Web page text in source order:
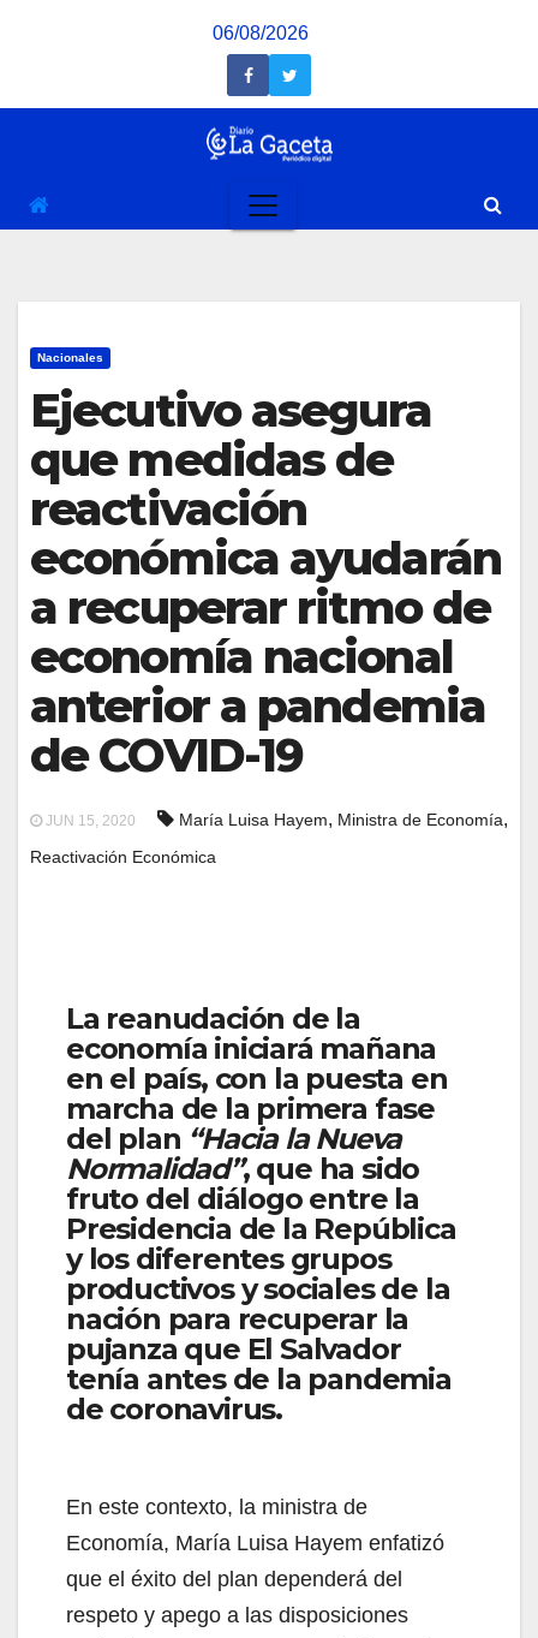
06/08/2026
Nacionales
Ejecutivo asegura
que medidas de
reactivación
económica ayudarán
a recuperar ritmo de
economía nacional
anterior a pandemia
de COVID-19
JUN 15, 2020 María Luisa Hayem, Ministra de Economía,
Reactivación Económica
La reanudación de la
economía iniciará mañana
en el país, con la puesta en
marcha de la primera fase
del plan “Hacia la Nueva
Normalidad”, que ha sido
fruto del diálogo entre la
Presidencia de la República
y los diferentes grupos
productivos y sociales de la
nación para recuperar la
pujanza que El Salvador
tenía antes de la pandemia
de coronavirus.
En este contexto, la ministra de
Economía, María Luisa Hayem enfatizó
que el éxito del plan dependerá del
respeto y apego a las disposiciones